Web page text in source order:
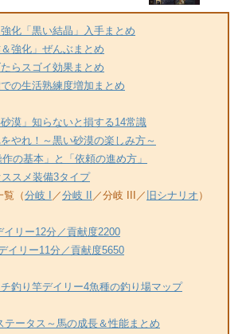
化「黒い結晶」入手まとめ
強化」ぜんぶまとめ
らスゴイ効果まとめ
の生活熟練度増加まとめ
漠」知らないと損する14常識
やれ！～黒い砂漠の楽しみ方～
作の基本」と「依頼の進め方」
スメ装備3タイプ
覧（分岐 I ／分岐 II ／分岐 III／ 旧シナリオ ）
イリー12分／貢献度2200
イリー11分／貢献度5650
チ釣り竿デイリー4魚種の釣り場マップ
テータス～馬の成長＆性能まとめ